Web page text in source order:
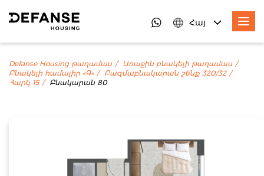
Հայ
Defanse Housing թաղամաս
Առաջին բնակելի թաղամաս
Բնակելի համալիր «Գ»
Բազմաբնակարան շենք 320/32
Հարկ 15
Բնակարան 80